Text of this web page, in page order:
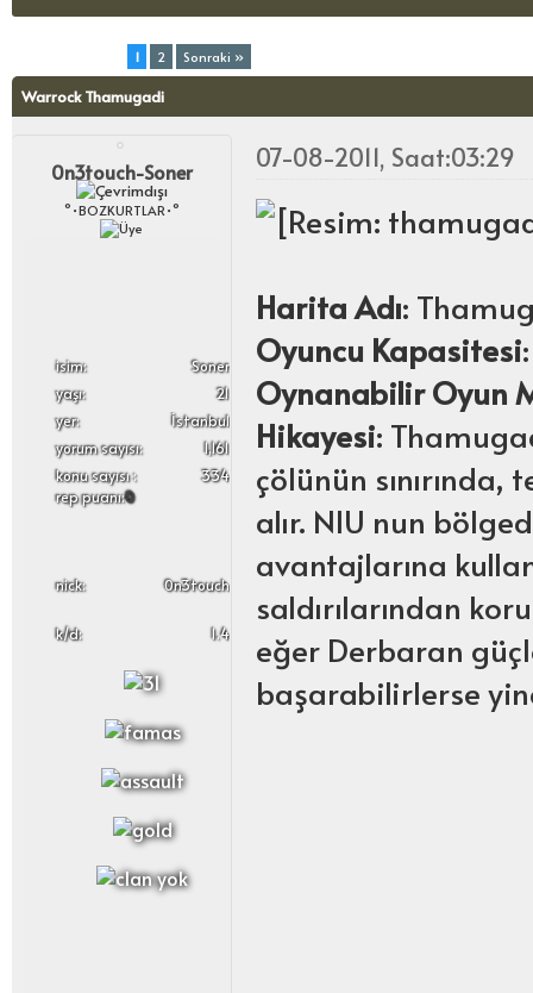
1 2 Sonraki »
Warrock Thamugadi
0n3touch-Soner
°•BOZKURTLAR•°
i̇sim:
Soner
yaşı:
21
yer:
İstanbul
yorum sayısı:
1,161
konu sayısı :
334
rep puanı:0
nick: 0n3touch
k/d: 1.4
07-08-2011, Saat:03:29
Harita Adı:
Oyuncu Kapasitesi
Oynanabilir Oyun
Hikayesi:
çölünün
alır. NIU nun
avantajlarına
saldırılarından
eğer Derbaran
başarabilirlerse